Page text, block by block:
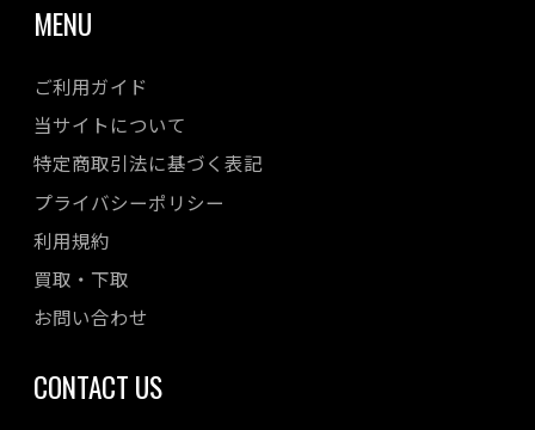
MENU
ご利用ガイド
当サイトについて
特定商取引法に基づく表記
プライバシーポリシー
利用規約
買取・下取
お問い合わせ
CONTACT US